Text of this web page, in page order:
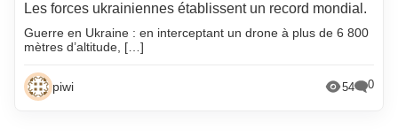
Les forces ukrainiennes établissent un record mondial.
Guerre en Ukraine : en interceptant un drone à plus de 6 800
mètres d’altitude, […]
piwi 54 0